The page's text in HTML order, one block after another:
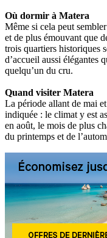
Où dormir à Matera
Même si cela peut
et de plus émouvant que
trois quartiers historiques
d’accueil aussi élégantes
quelqu’un du cru.
Quand visiter Matera
La période allant de mai
indiquée : le climat y est
en août, le mois de plus
du printemps et de